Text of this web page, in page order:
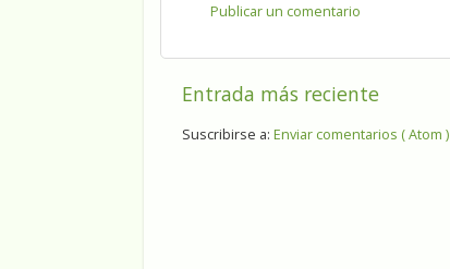
Publicar un comentario
Entrada más reciente
Suscribirse a: Enviar comentarios ( Atom )